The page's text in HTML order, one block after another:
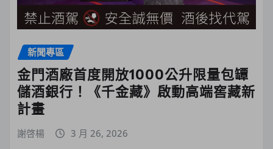
新聞專區
金門酒廠首度開放1000公升限量包罈
儲酒銀行！《千金藏》啟動高端窖藏新
計畫
謝啓楊 3 月 26, 2026